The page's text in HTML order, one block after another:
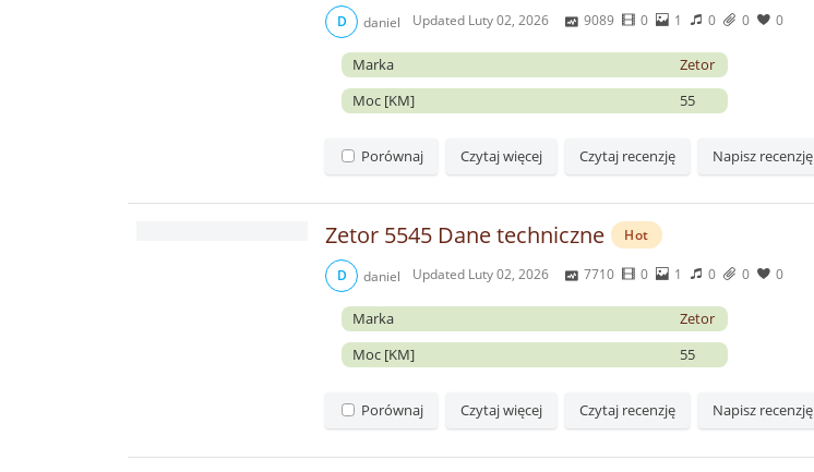
D daniel Updated Luty 02, 2026 9089 0 1 0 0 0
Marka
Zetor
Moc [KM]
55
Porównaj Czytaj więcej Czytaj recenzję Napisz recenzję
Zetor 5545 Dane techniczne Hot
D daniel Updated Luty 02, 2026 7710 0 1 0 0 0
Marka
Zetor
Moc [KM]
55
Porównaj Czytaj więcej Czytaj recenzję Napisz recenzję